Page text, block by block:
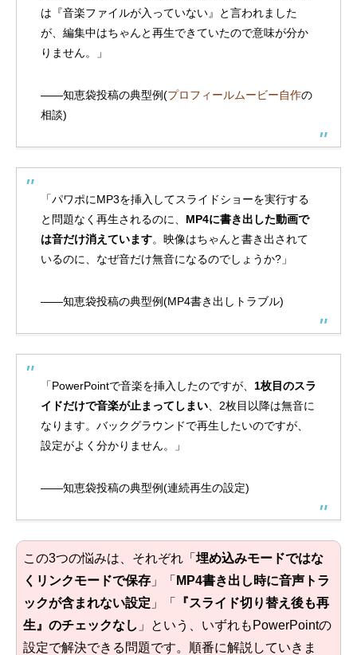
は『音楽ファイルが入っていない』と言われました
が、編集中はちゃんと再生できていたので意味が分か
りません。」
——知恵袋投稿の典型例(プロフィールムービー自作の
相談)
「パワポにMP3を挿入してスライドショーを実行する
と問題なく再生されるのに、 MP4に書き出した動画で
は音だけ消えています。映像はちゃんと書き出されて
いるのに、なぜ音だけ無音になるのでしょうか?」
——知恵袋投稿の典型例(MP4書き出しトラブル)
「PowerPointで音楽を挿入したのですが、 1枚目のスラ
イドだけで音楽が止まってしまい 、2枚目以降は無音に
なります。バックグラウンドで再生したいのですが、
設定がよく分かりません。」
——知恵袋投稿の典型例(連続再生の設定)
この3つの悩みは、それぞれ「埋め込みモードではな
くリンクモードで保存 」「 MP4書き出し時に音声トラ
ックが含まれない設定 」「
『スライド切り替え後も再
生』のチェックなし 」という、いずれもPowerPointの
設定で解決できる問題です。順番に解説していきま